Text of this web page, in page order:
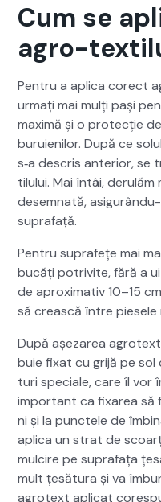
Cum se
agro-
Pen­tru a apli­ca corect
urmați mai mulți pași
max­imă și o pro­tecție
buruie­nilor. După ce
s‑a descris ante­ri­or,
tilu­lui. Mai întâi,
desem­nată,
suprafață.
Pen­tru suprafețe mai
bucăți potriv­ite, fără a
de aprox­i­ma­tiv 10–15
să crească între piese­le
După așezarea
buie fix­at cu gri­jă pe
turi spe­ciale, care îl vor
impor­tant ca fixarea să
ni și la punctele de
apli­ca un strat de
mul­cire pe suprafața
mult țesă­tu­ra și va
agro­text apli­cat